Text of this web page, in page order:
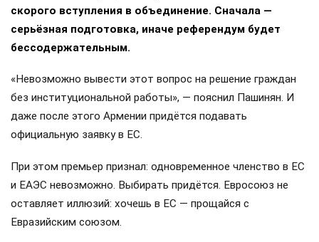
скорого вступления в объединение. Сначала —
серьёзная подготовка, иначе референдум будет
бессодержательным.
«Невозможно вывести этот вопрос на решение граждан
без институциональной работы», — пояснил Пашинян. И
даже после этого Армении придётся подавать
официальную заявку в ЕС.
При этом премьер признал: одновременное членство в ЕС
и ЕАЭС невозможно. Выбирать придётся. Евросоюз не
оставляет иллюзий: хочешь в ЕС — прощайся с
Евразийским союзом.